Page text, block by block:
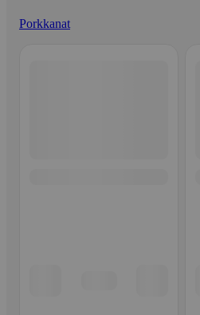
Porkkanat